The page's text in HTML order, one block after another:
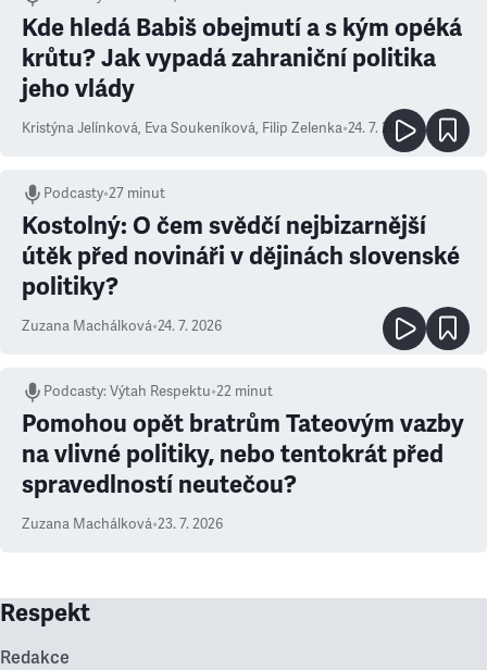
Kde hledá Babiš obejmutí a s kým opéká
krůtu? Jak vypadá zahraniční politika
jeho vlády
Kristýna Jelínková, Eva Soukeníková, Filip Zelenka•24. 7. 2026
Podcasty•27 minut
Kostolný: O čem svědčí nejbizarnější
útěk před novináři v dějinách slovenské
politiky?
Zuzana Machálková•24. 7. 2026
Podcasty:Výtah Respektu•22 minut
Pomohou opět bratrům Tateovým vazby
na vlivné politiky, nebo tentokrát před
spravedlností neutečou?
Zuzana Machálková•23. 7. 2026
Respekt
Redakce